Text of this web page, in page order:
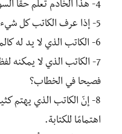
4- هذا الخادم تعلّم حقا السومريّة.
5- إذا عرف الكاتب كل شيء فإنّه بالحقيقة كاتب.
6- الكاتب الذي لا يد له كالمغني من دون حنجرة.
7- الكاتب الذي لا يمكنه
فصيحا في الخطاب؟
8- إنّ الكاتب الذي يهتم
اهتمامًا للكتابة.